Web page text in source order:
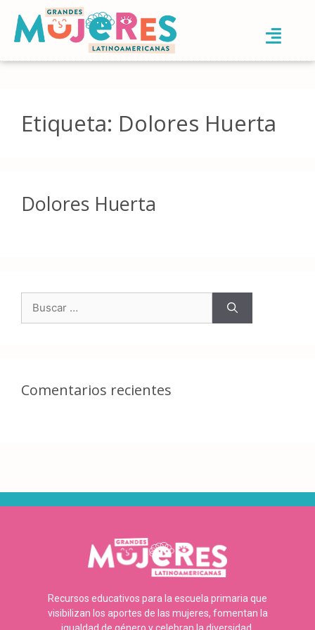
Etiqueta: Dolores Huerta
Dolores Huerta
Comentarios recientes
Recursos educativos para la escuela primaria que
visibilizan los aportes de las mujeres, fomentan la
igualdad de género y celebran la diversidad.